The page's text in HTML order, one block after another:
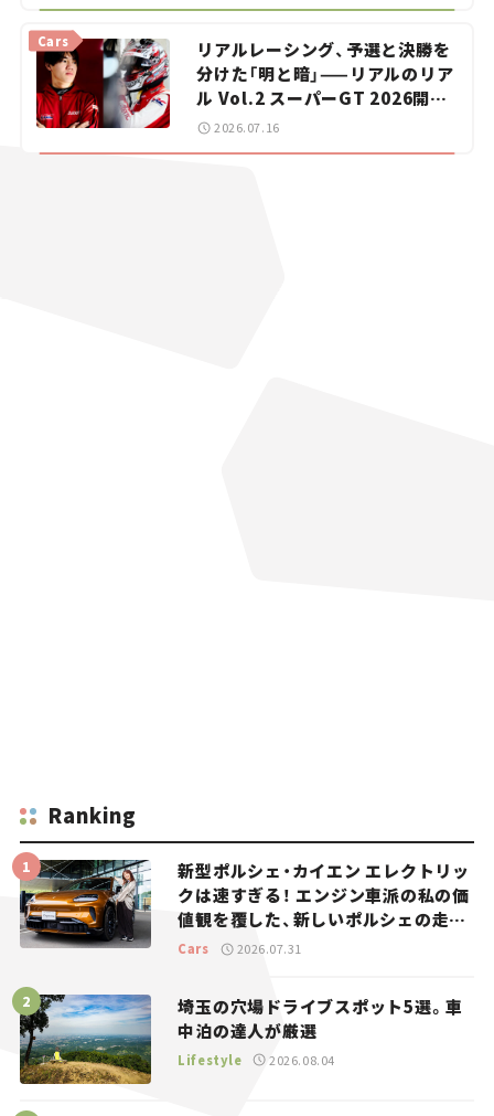
リアルレーシング、予選と決勝を
分けた「明と暗」——リアルのリア
ル Vol.2 スーパーGT 2026開幕
戦 岡山国際サーキット
Cars
2026.07.16
Ranking
新型ポルシェ・カイエン エレクトリッ
クは速すぎる！ エンジン車派の私の価
値観を覆した、新しいポルシェの走
り。
Cars 2026.07.31
埼玉の穴場ドライブスポット5選。車
中泊の達人が厳選
Lifestyle 2026.08.04